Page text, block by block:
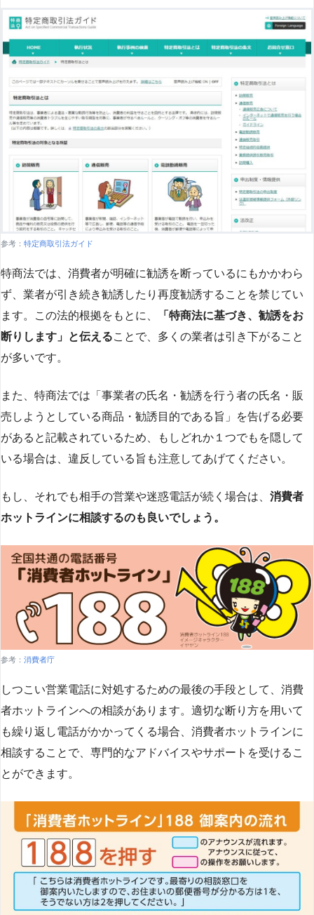
参考： 特定商取引法ガイド
特商法では、消費者が明確に勧誘を断っているにもかかわら
ず、業者が引き続き勧誘したり再度勧誘することを禁じてい
ます。この法的根拠をもとに、
「特商法に基づき、勧誘をお
断りします」と伝えることで、多くの業者は引き下がること
が多いです​​。
また、特商法では「事業者の氏名・勧誘を行う者の氏名・販
売しようとしている商品・勧誘目的である旨」を告げる必要
があると記載されているため、もしどれか１つでもを隠して
いる場合は、違反している旨も注意してあげてください。
もし、それでも相手の営業や迷惑電話が続く場合は、 消費者
ホットラインに相談するのも良いでしょう。
参考： 消費者庁
しつこい営業電話に対処するための最後の手段として、消費
者ホットラインへの相談があります。適切な断り方を用いて
も繰り返し電話がかかってくる場合、消費者ホットラインに
相談することで、専門的なアドバイスやサポートを受けるこ
とができます​​。